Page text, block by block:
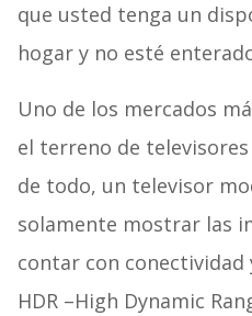
que usted tenga un
hogar y no esté
Uno de los mercados
el terreno de
de todo, un televisor
solamente mostrar las
contar con conectividad
HDR –High Dynamic